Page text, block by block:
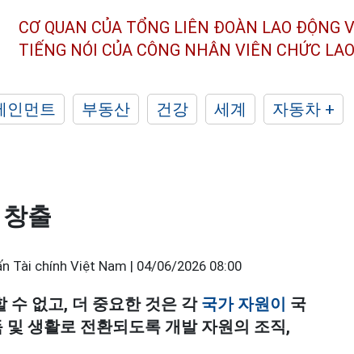
CƠ QUAN CỦA TỔNG LIÊN ĐOÀN LAO ĐỘNG
TIẾNG NÓI CỦA CÔNG NHÂN VIÊN CHỨC
인먼트 부동산 건강 세계
자동차 +
출
Tài chính Việt Nam | 04/06/2026 08:00
수 없고, 더 중요한 것은 각 국가 자원이 국
생활로 전환되도록 개발 자원의 조직,